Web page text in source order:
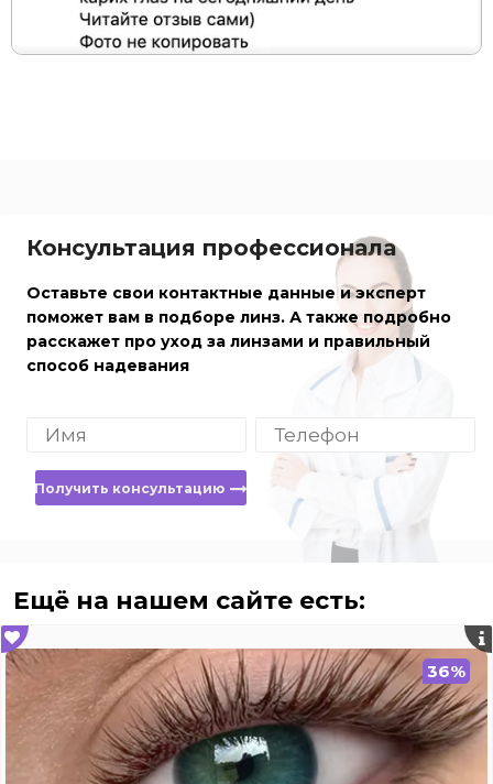
Консультация профессионала
Оставьте свои контактные данные и эксперт
поможет вам в подборе линз. А также подробно
расскажет про уход за линзами и правильный
способ надевания
Получить консультацию
Ещё на нашем сайте есть:
36%